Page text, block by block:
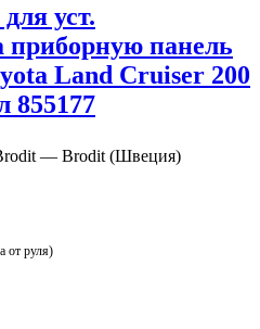
уст.
приборную панель
Land Cruiser 200
855177
— Brodit (Швеция)
от руля)